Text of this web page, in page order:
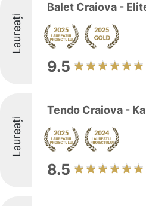
Laureați
Balet Craiova -
9.5
Laureați
Tendo Craiova -
8.5